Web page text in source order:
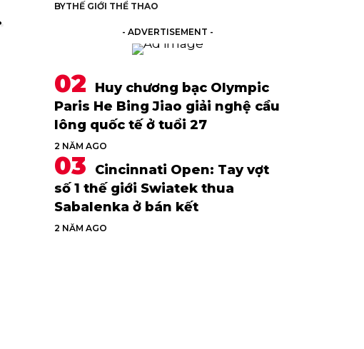
BYTHẾ GIỚI THỂ THAO
- ADVERTISEMENT -
Huy chương bạc Olympic
Paris He Bing Jiao giải nghệ cầu
lông quốc tế ở tuổi 27
2 NĂM AGO
Cincinnati Open: Tay vợt
số 1 thế giới Swiatek thua
Sabalenka ở bán kết
2 NĂM AGO